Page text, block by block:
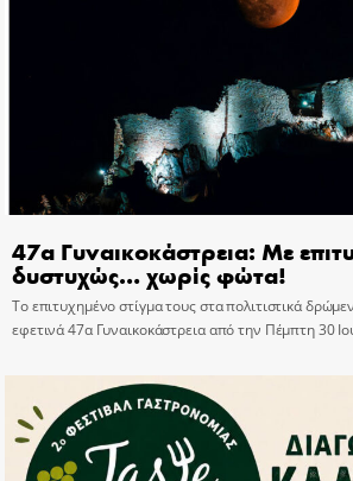
47α Γυναικοκάστρεια: Με
δυστυχώς… χωρίς φώτα!
Το επιτυχημένο στίγμα τους στα πολιτιστικά
εφετινά 47α Γυναικοκάστρεια από την Πέμπτη 30